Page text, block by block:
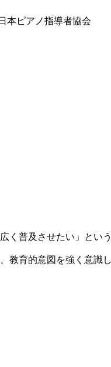
本ピアノ指導者協会
く普及させたい」とい
教育的意図を強く意識